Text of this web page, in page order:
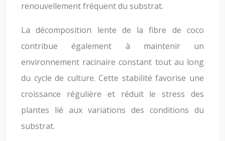
renouvellement fréquent du substrat.
La décomposition lente de la fibre de coco
contribue également à maintenir un
environnement racinaire constant tout au long
du cycle de culture. Cette stabilité favorise une
croissance régulière et réduit le stress des
plantes lié aux variations des conditions du
substrat.